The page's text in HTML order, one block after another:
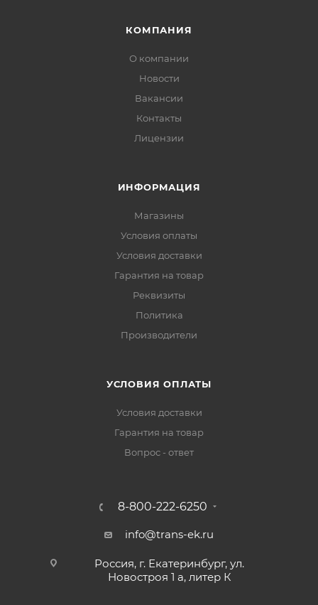
КОМПАНИЯ
О компании
Новости
Вакансии
Контакты
Лицензии
ИНФОРМАЦИЯ
Магазины
Условия оплаты
Условия доставки
Гарантия на товар
Реквизиты
Политика
Производители
УСЛОВИЯ ОПЛАТЫ
Условия доставки
Гарантия на товар
Вопрос - ответ
8-800-222-6250
info@trans-ek.ru
Россия, г. Екатеринбург, ул.
Новостроя 1 а, литер К